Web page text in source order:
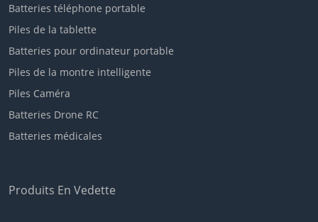
Batteries téléphone portable
Piles de la tablette
Batteries pour ordinateur portable
Piles de la montre intelligente
Piles Caméra
Batteries Drone RC
Batteries médicales
Produits En Vedette